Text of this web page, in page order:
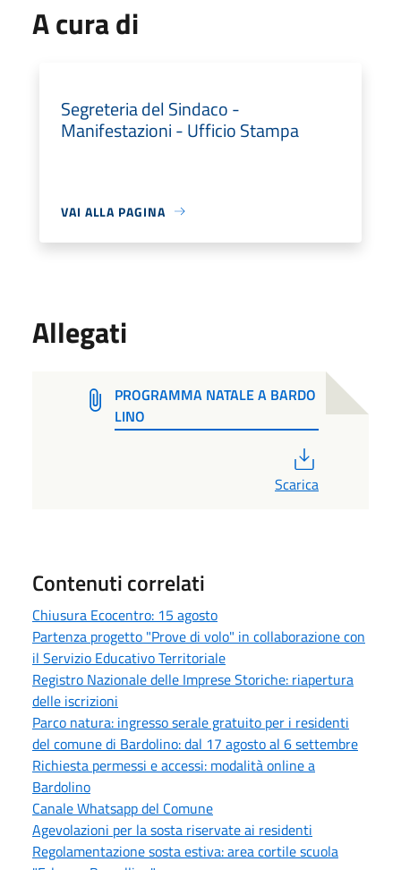
A cura di
Segreteria del Sindaco -
Manifestazioni - Ufficio Stampa
VAI ALLA PAGINA
Allegati
PROGRAMMA NATALE A BARDO
LINO
Scarica
Contenuti correlati
Chiusura Ecocentro: 15 agosto
Partenza progetto "Prove di volo" in collaborazione con
il Servizio Educativo Territoriale
Registro Nazionale delle Imprese Storiche: riapertura
delle iscrizioni
Parco natura: ingresso serale gratuito per i residenti
del comune di Bardolino: dal 17 agosto al 6 settembre
Richiesta permessi e accessi: modalità online a
Bardolino
Canale Whatsapp del Comune
Agevolazioni per la sosta riservate ai residenti
Regolamentazione sosta estiva: area cortile scuola